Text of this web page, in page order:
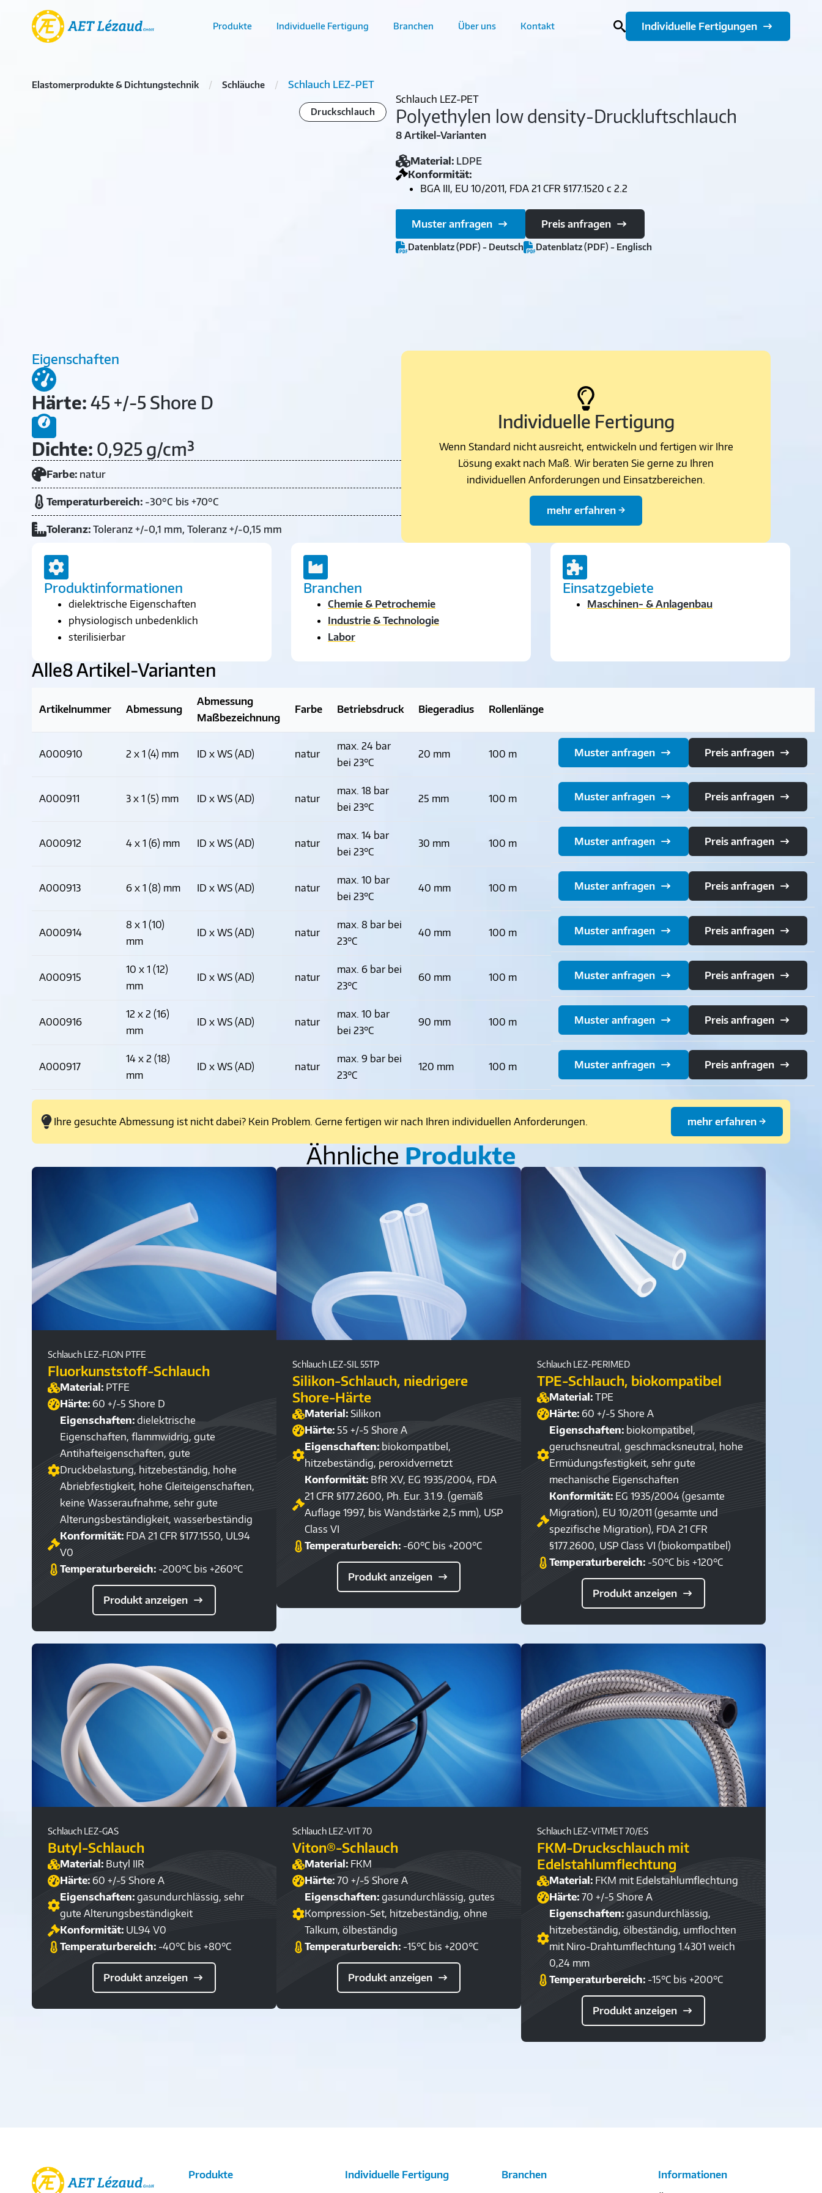
Produkte Individuelle Fertigung Branchen Über uns Kontakt Individuelle Fertigungen
Elastomerprodukte & Dichtungstechnik Schläuche Schlauch LEZ-PET
Druckschlauch
Schlauch LEZ-PET
Polyethylen low density-Druckluftschlauch
8 Artikel-Varianten
Material: LDPE
Konformität:
BGA III, EU 10/2011, FDA 21 CFR §177.1520 c 2.2
Muster anfragen Preis anfragen
Datenblatz (PDF) - Deutsch Datenblatz (PDF) - Englisch
Eigenschaften
Härte: 45 +/-5 Shore D
Dichte: 0,925 g/cm³
Farbe: natur
Temperaturbereich: -30°C bis +70°C
Toleranz: Toleranz +/-0,1 mm, Toleranz +/-0,15 mm
Individuelle Fertigung
Wenn Standard nicht ausreicht, entwickeln und fertigen wir Ihre
Lösung exakt nach Maß. Wir beraten Sie gerne zu Ihren
individuellen Anforderungen und Einsatzbereichen.
mehr erfahren →
Produktinformationen
dielektrische Eigenschaften
physiologisch unbedenklich
sterilisierbar
Branchen
Chemie & Petrochemie
Industrie & Technologie
Labor
Einsatzgebiete
Maschinen- & Anlagenbau
Alle8 Artikel-Varianten
Artikelnummer Abmessung
Abmessung
Maßbezeichnung
Farbe Betriebsdruck Biegeradius Rollenlänge
A000910 2 x 1 (4) mm ID x WS (AD) natur
max. 24 bar
bei 23°C
20 mm 100 m Muster anfragen Preis anfragen
A000911 3 x 1 (5) mm ID x WS (AD) natur
max. 18 bar
bei 23°C
25 mm 100 m Muster anfragen Preis anfragen
A000912 4 x 1 (6) mm ID x WS (AD) natur
max. 14 bar
bei 23°C
30 mm 100 m Muster anfragen Preis anfragen
A000913 6 x 1 (8) mm ID x WS (AD) natur
max. 10 bar
bei 23°C
40 mm 100 m Muster anfragen Preis anfragen
A000914
8 x 1 (10)
mm
ID x WS (AD) natur
max. 8 bar bei
23°C
40 mm 100 m Muster anfragen Preis anfragen
A000915
10 x 1 (12)
mm
ID x WS (AD) natur
max. 6 bar bei
23°C
60 mm 100 m Muster anfragen Preis anfragen
A000916
12 x 2 (16)
mm
ID x WS (AD) natur
max. 10 bar
bei 23°C
90 mm 100 m Muster anfragen Preis anfragen
A000917
14 x 2 (18)
mm
ID x WS (AD) natur
max. 9 bar bei
23°C
120 mm 100 m Muster anfragen Preis anfragen
Ihre gesuchte Abmessung ist nicht dabei? Kein Problem. Gerne fertigen wir nach Ihren individuellen Anforderungen. mehr erfahren →
Ähnliche Produkte
Schlauch LEZ-FLON PTFE
Fluorkunststoff-Schlauch
Material: PTFE
Härte: 60 +/-5 Shore D
Eigenschaften: dielektrische
Eigenschaften, flammwidrig, gute
Antihafteigenschaften, gute
Druckbelastung, hitzebeständig, hohe
Abriebfestigkeit, hohe Gleiteigenschaften,
keine Wasseraufnahme, sehr gute
Alterungsbeständigkeit, wasserbeständig
Konformität: FDA 21 CFR §177.1550, UL94
V0
Temperaturbereich: -200°C bis +260°C
Produkt anzeigen
Schlauch LEZ-SIL 55TP
Silikon-Schlauch, niedrigere
Shore-Härte
Material: Silikon
Härte: 55 +/-5 Shore A
Eigenschaften: biokompatibel,
hitzebeständig, peroxidvernetzt
Konformität: BfR XV, EG 1935/2004, FDA
21 CFR §177.2600, Ph. Eur. 3.1.9. (gemäß
Auflage 1997, bis Wandstärke 2,5 mm), USP
Class VI
Temperaturbereich: -60°C bis +200°C
Produkt anzeigen
Schlauch LEZ-PERIMED
TPE-Schlauch, biokompatibel
Material: TPE
Härte: 60 +/-5 Shore A
Eigenschaften: biokompatibel,
geruchsneutral, geschmacksneutral, hohe
Ermüdungsfestigkeit, sehr gute
mechanische Eigenschaften
Konformität: EG 1935/2004 (gesamte
Migration), EU 10/2011 (gesamte und
spezifische Migration), FDA 21 CFR
§177.2600, USP Class VI (biokompatibel)
Temperaturbereich: -50°C bis +120°C
Produkt anzeigen
Schlauch LEZ-GAS
Butyl-Schlauch
Material: Butyl IIR
Härte: 60 +/-5 Shore A
Eigenschaften: gasundurchlässig, sehr
gute Alterungsbeständigkeit
Konformität: UL94 V0
Temperaturbereich: -40°C bis +80°C
Produkt anzeigen
Schlauch LEZ-VIT 70
Viton®-Schlauch
Material: FKM
Härte: 70 +/-5 Shore A
Eigenschaften: gasundurchlässig, gutes
Kompression-Set, hitzebeständig, ohne
Talkum, ölbeständig
Temperaturbereich: -15°C bis +200°C
Produkt anzeigen
Schlauch LEZ-VITMET 70/ES
FKM-Druckschlauch mit
Edelstahlumflechtung
Material: FKM mit Edelstahlumflechtung
Härte: 70 +/-5 Shore A
Eigenschaften: gasundurchlässig,
hitzebeständig, ölbeständig, umflochten
mit Niro-Drahtumflechtung 1.4301 weich
0,24 mm
Temperaturbereich: -15°C bis +200°C
Produkt anzeigen
Produkte Individuelle Fertigung Branchen Informationen